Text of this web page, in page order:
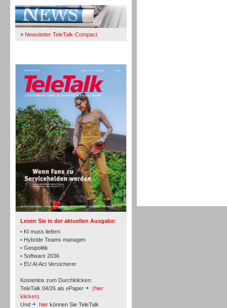
» Newsletter TeleTalk-Compact
Lesen Sie in der aktuellen Ausgabe:
• KI muss liefern
• Hybride Teams managen
• Geopolitik
• Software 2036
• EU AI Act Versicherer
Kostenlos zum Durchklicken:
TeleTalk 04/26 als ePaper
(hier
klicken)
Und
hier können Sie TeleTalk
TK- und ACD-Systeme
Workforce-Management